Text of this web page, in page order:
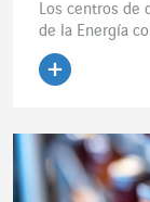
Los centros de
de la Energía